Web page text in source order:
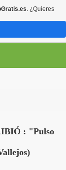
: "Pulso
. ¿Quieres